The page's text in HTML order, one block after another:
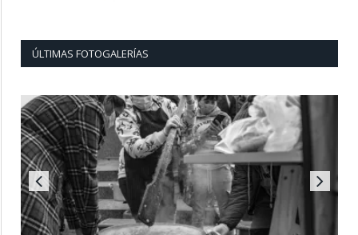
ÚLTIMAS FOTOGALERÍAS